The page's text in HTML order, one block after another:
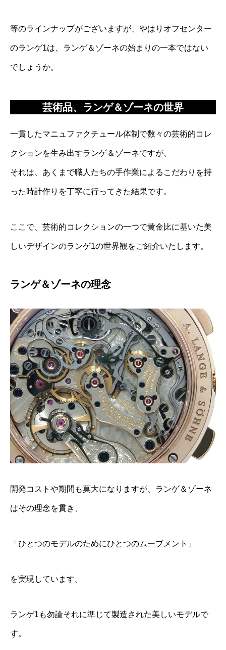
等のラインナップがございますが、やはりオフセンター
のランゲ1は、ランゲ＆ゾーネの始まりの一本ではない
でしょうか。
芸術品、ランゲ＆ゾーネの世界
一貫したマニュファクチュール体制で数々の芸術的コレ
クションを生み出すランゲ＆ゾーネですが、
それは、あくまで職人たちの手作業によるこだわりを持
った時計作りを丁寧に行ってきた結果です。
ここで、芸術的コレクションの一つで黄金比に基いた美
しいデザインのランゲ1の世界観をご紹介いたします。
ランゲ＆ゾーネの理念
開発コストや期間も莫大になりますが、ランゲ＆ゾーネ
はその理念を貫き、
「ひとつのモデルのためにひとつのムーブメント」
を実現しています。
ランゲ1も勿論それに準じて製造された美しいモデルで
す。